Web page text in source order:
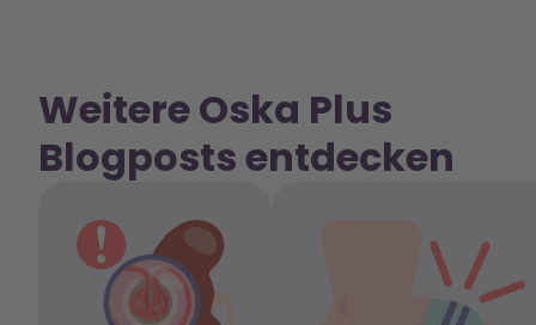
Weitere Oska Plus
Blogposts entdecken